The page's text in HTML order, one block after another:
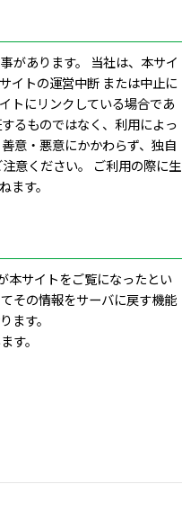
があります。 当社は、本サイ
イトの運営中断 または中止に
トにリンクしている場合であ
るものではなく、利用によっ
意・悪意にかかわらず、独自
意ください。 ご利用の際に生
す。
本サイトをご覧になったとい
その情報をサーバに戻す機能
ます。
す。